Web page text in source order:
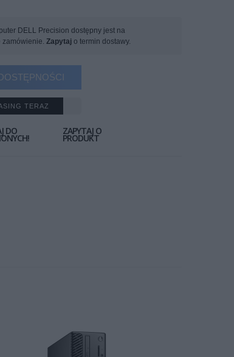
DELL Precision dostępny jest na
zamówienie. Zapytaj o termin dostawy.
TERAZ
DO ZAPYTAJ O
PRODUKT